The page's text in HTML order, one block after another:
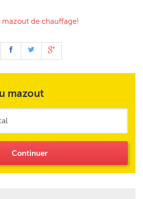
de chauffage!
mazout
Continuer